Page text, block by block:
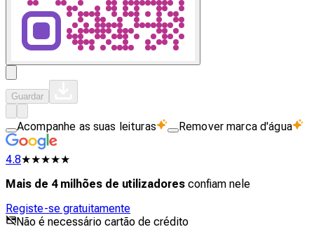
Guardar
Acompanhe as suas leituras Remover marca d'água
4.8★★★★★
Mais de 4 milhões de utilizadores confiam nele
Registe-se gratuitamente
Não é necessário cartão de crédito